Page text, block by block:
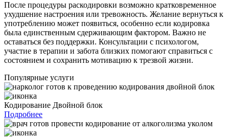
После процедуры раскодировки возможно кратковременное
ухудшение настроения или тревожность. Желание вернуться к
употреблению может появиться, особенно если кодировка
была единственным сдерживающим фактором. Важно не
оставаться без поддержки. Консультации с психологом,
участие в терапии и забота близких помогают справиться с
состоянием и сохранить мотивацию к трезвой жизни.
Популярные услуги
Кодирование Двойной блок
Подробнее